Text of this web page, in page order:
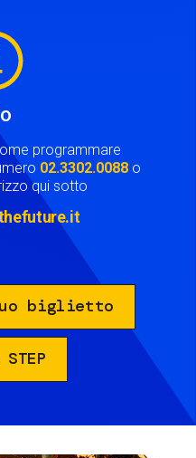
programmare
02.3302.0088 o
qui sotto
biglietto